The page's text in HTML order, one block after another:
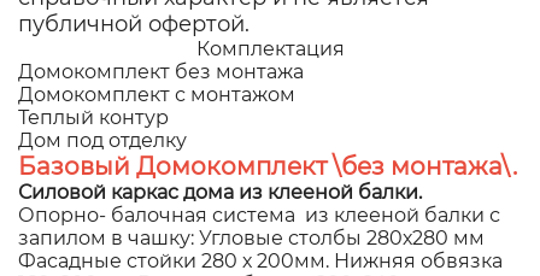
публичной офертой.
Комплектация
Домокомплект без монтажа
Домокомплект с монтажом
Теплый контур
Дом под отделку
Базовый Домокомплект \без монтажа\.
Силовой каркас дома из клееной балки.
Опорно- балочная система из клееной балки с
запилом в чашку: Угловые столбы 280х280 мм
Фасадные стойки 280 х 200мм. Нижняя обвязка